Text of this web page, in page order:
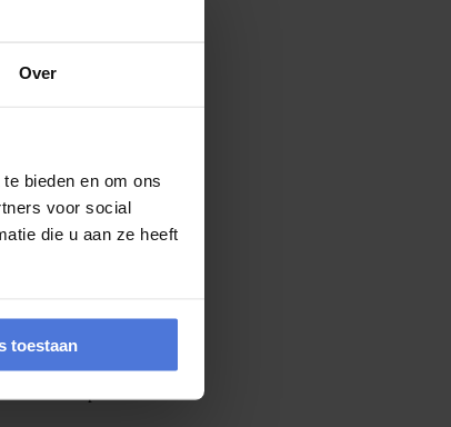
Over
bieden en om ons
voor social
die u aan ze heeft
toestaan
maken op een...